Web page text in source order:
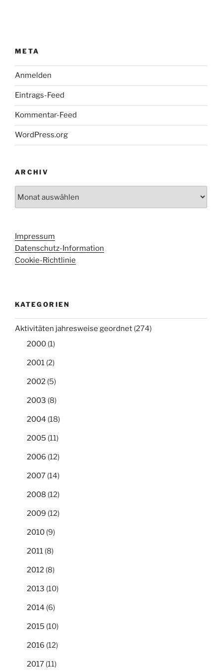
META
Anmelden
Eintrags-Feed
Kommentar-Feed
WordPress.org
ARCHIV
Impressum
Datenschutz-Information
Cookie-Richtlinie
KATEGORIEN
Aktivitäten jahresweise geordnet (274)
2000 (1)
2001 (2)
2002 (5)
2003 (8)
2004 (18)
2005 (11)
2006 (12)
2007 (14)
2008 (12)
2009 (12)
2010 (9)
2011 (8)
2012 (8)
2013 (10)
2014 (6)
2015 (10)
2016 (12)
2017 (11)